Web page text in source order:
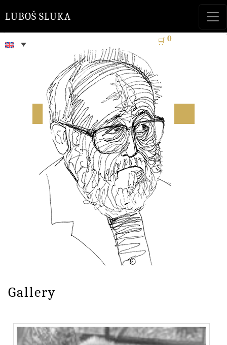
🛒 0
LUBOŠ SLUKA
Gallery